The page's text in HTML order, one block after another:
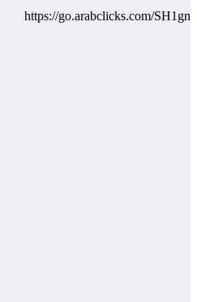
https://go.arabclicks.com/SH1gn